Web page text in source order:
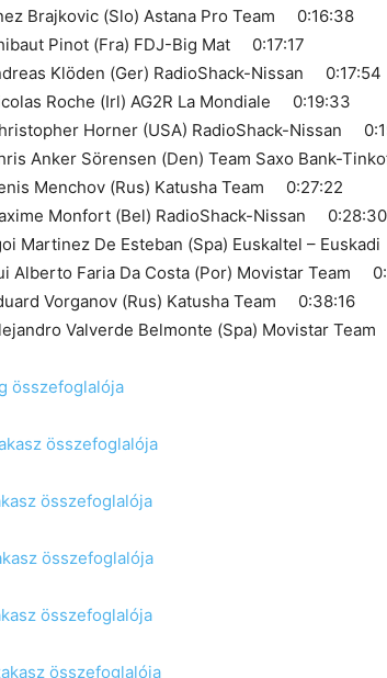
Brajkovic (Slo) Astana Pro Team 0:16:38
Pinot (Fra) FDJ-Big Mat 0:17:17
Klöden (Ger) RadioShack-Nissan 0:17:54
Roche (Irl) AG2R La Mondiale 0:19:33
Horner (USA) RadioShack-Nissan
Anker Sörensen (Den) Team Saxo Bank-
Menchov (Rus) Katusha Team 0:27:22
Monfort (Bel) RadioShack-Nissan 0:28:30
Martinez De Esteban (Spa) Euskaltel –
Alberto Faria Da Costa (Por) Movistar Team
Vorganov (Rus) Katusha Team 0:38:16
Valverde Belmonte (Spa) Movistar
összefoglalója
összefoglalója
összefoglalója
összefoglalója
összefoglalója
összefoglalója